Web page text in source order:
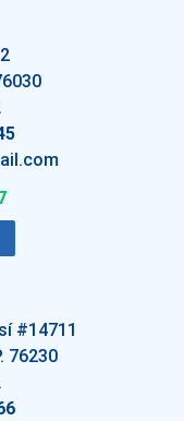
#14711
76230